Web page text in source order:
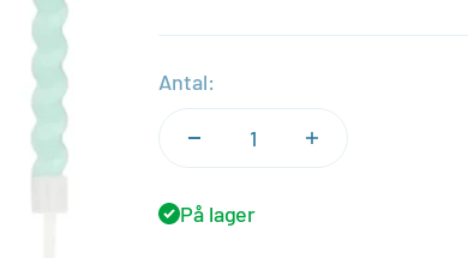
Antal:
På lager